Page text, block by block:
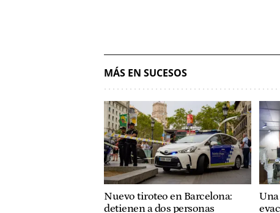
MÁS EN SUCESOS
Nuevo tiroteo en Barcelona:
detienen a dos personas